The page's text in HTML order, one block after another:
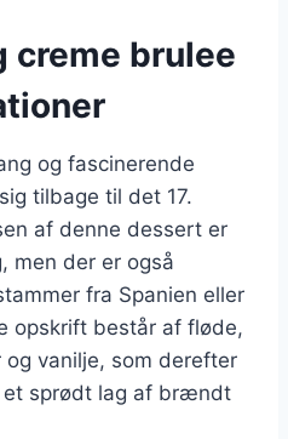
creme brulee
og fascinerende
tilbage til det 17.
af denne dessert er
men der er også
fra Spanien eller
opskrift består af fløde,
vanilje, som derefter
et sprødt lag af brændt